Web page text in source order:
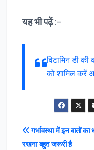
यह भी पढ़ें:–
विटामिन डी
को शामिल करें
Post
गर्भावस्था में इन बातों का
रखना बहुत जरूरी है